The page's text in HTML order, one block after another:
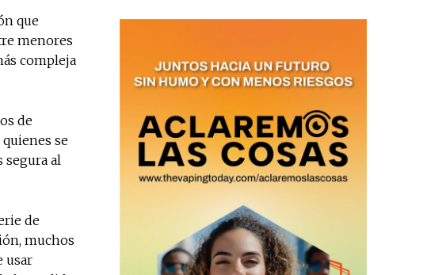
de las últimas
boletín diario y recibe todas las
y la reducción de daños en tu correo
daily clipping and receive all the news
SUBSCRIBIRSE
que
menores
compleja
de
se
segura al
de
muchos
usar